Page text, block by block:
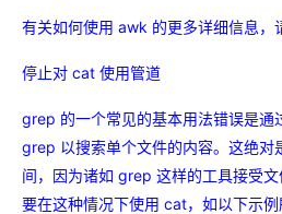
有关如何使用 awk 的更多详细信息，
停止对 cat 使用管道
grep 的一个常见的基本用法错误是通
grep 以搜索单个文件的内容。这绝对
间，因为诸如 grep 这样的工具接受
要在这种情况下使用 cat，如以下示例